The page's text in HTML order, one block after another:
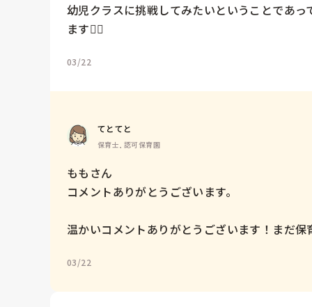
幼児クラスに挑戦してみたいということであ
ます❤️‍🔥
03/22
てとてと
保育士, 認可保育園
ももさん
コメントありがとうございます。
温かいコメントありがとうございます！まだ
03/22